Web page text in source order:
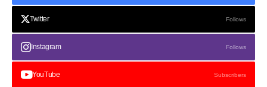
Twitter Follows
Instagram Follows
YouTube Subscribers